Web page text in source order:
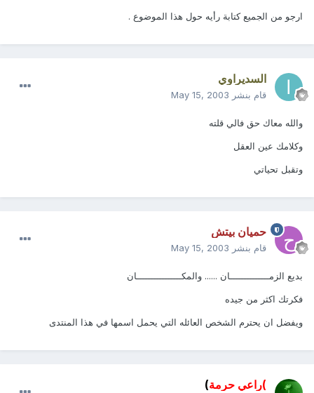
ارجو من الجميع كتابة رأيه حول هذا الموضوع .
السديراوي
قام بنشر May 15, 2003
والله معاك حق فالي قلته
وكلامك عين العقل
وتقبل تحياتي
حميان بيتش
قام بنشر May 15, 2003
بديع الزمــــــــــــــان ...... والمكــــــــــــــــان
فكرتك اكثر من جيده
ويفضل ان يحترم الشخص العائله التي يحمل اسمها في هذا المنتدى
)راعي حرمة)